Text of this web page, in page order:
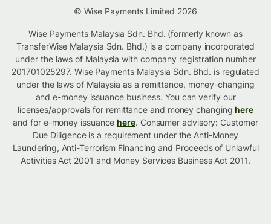
© Wise Payments Limited 2026
Wise Payments Malaysia Sdn. Bhd. (formerly known as
TransferWise Malaysia Sdn. Bhd.) is a company incorporated
under the laws of Malaysia with company registration number
201701025297. Wise Payments Malaysia Sdn. Bhd. is regulated
under the laws of Malaysia as a remittance, money-changing
and e-money issuance business. You can verify our
licenses/approvals for remittance and money changing here
and for e-money issuance here. Consumer advisory: Customer
Due Diligence is a requirement under the Anti-Money
Laundering, Anti-Terrorism Financing and Proceeds of Unlawful
Activities Act 2001 and Money Services Business Act 2011.